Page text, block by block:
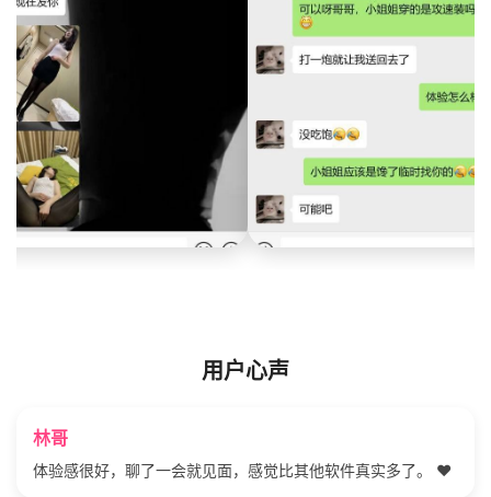
用户心声
林哥
体验感很好，聊了一会就见面，感觉比其他软件真实多了。 ❤️